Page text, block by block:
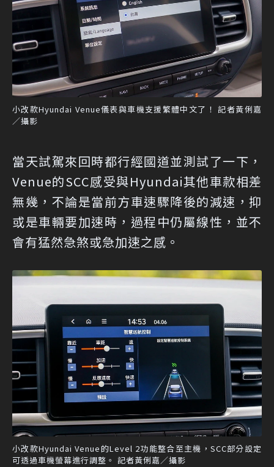
小改款Hyundai Venue儀表與車機支援繁體中文了！ 記者黃俐嘉
／攝影
當天試駕來回時都行經國道並測試了一下，
Venue的SCC感受與Hyundai其他車款相差
無幾，不論是當前方車速驟降後的減速，抑
或是車輛要加速時，過程中仍屬線性，並不
會有猛然急煞或急加速之感。
小改款Hyundai Venue的Level 2功能整合至主機，SCC部分設定
可透過車機螢幕進行調整。 記者黃俐嘉／攝影